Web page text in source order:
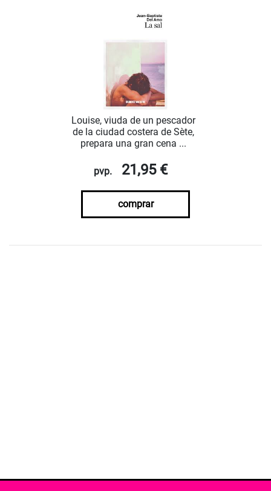
Louise, viuda de un pescador
de la ciudad costera de Sète,
prepara una gran cena ...
pvp. 21,95 €
comprar